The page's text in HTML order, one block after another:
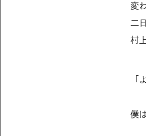
変
二
村
「
僕